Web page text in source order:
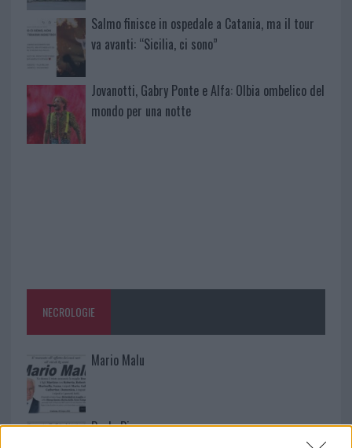
Salmo finisce in ospedale a Catania, ma il tour
va avanti: “Sicilia, ci sono”
Jovanotti, Gabry Ponte e Alfa: Olbia ombelico del
mondo per una notte
NECROLOGIE
Mario Malu
Paolo Pinna